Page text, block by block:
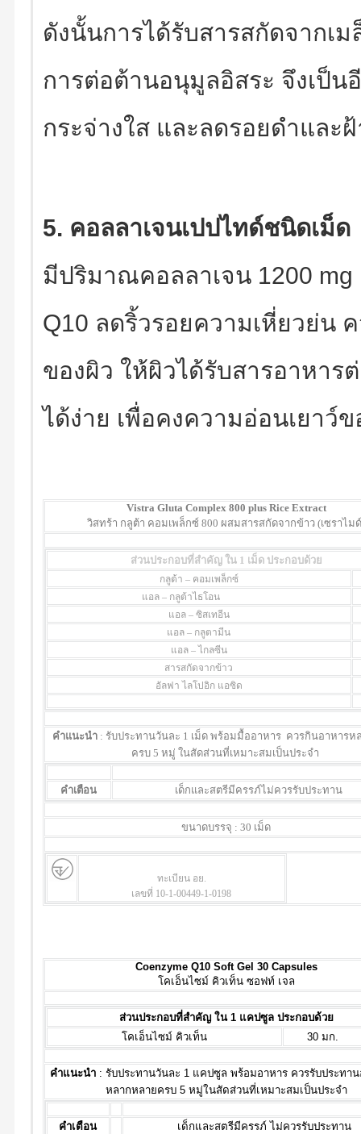
ดังนั้นการได้รับสารสกัดจาก
การต่อต้านอนุมูลอิสระ จึงเป็น
กระจ่างใส และลดรอยดำและ
5. คอลลาเจนเปปไทด์ชนิดเม็ด
มีปริมาณคอลลาเจน 1200
Q10 ลดริ้วรอยความเหี่ยวย่น
ของผิว ให้ผิวได้รับสารอาหาร
ได้ง่าย เพื่อคงความอ่อนเยาว์
Vistra Gluta Complex 800 plus Rice Extract
วิสทร้า กลูต้า คอมเพล็กซ์ 800 ผสมสารสกัดจากข้าว (เซราไม
ส่วนประกอบที่สำคัญ ใน 1 เม็ด ประกอบด้วย
กลูต้า – คอมเพล็กซ์
แอล – กลูต้าไธโอน
แอล – ซิสเทอีน
แอล – กลูตามีน
แอล – ไกลซีน
สารสกัดจากข้าว
อัลฟา ไลโปอิก แอซิด
คำแนะนำ: รับประทานวันละ 1 เม็ด พร้อมมื้ออาหาร ควรกินอาหารห
ครบ 5 หมู่ ในสัดส่วนที่เหมาะสมเป็นประจำ
คำเตือน เด็กและสตรีมีครรภ์ไม่ควรรับประทาน
ขนาดบรรจุ : 30 เม็ด
ทะเบียน อย.
เลขที่ 10-1-00449-1-0198
Coenzyme Q10 Soft Gel 30 Capsules
โคเอ็นไซม์ คิวเท็น ซอฟท์ เจล
ส่วนประกอบที่สำคัญ ใน 1 แคปซูล ประกอบด้วย
โคเอ็นไซม์ คิวเท็น
30 มก.
คำแนะนำ: รับประทานวันละ 1 แคปซูล พร้อมอาหาร ควรรับประทาน
หลากหลายครบ 5 หมู่ในสัดส่วนที่เหมาะสมเป็นประจำ
คำเตือน เด็กและสตรีมีครรภ์ ไม่ควรรับประทาน